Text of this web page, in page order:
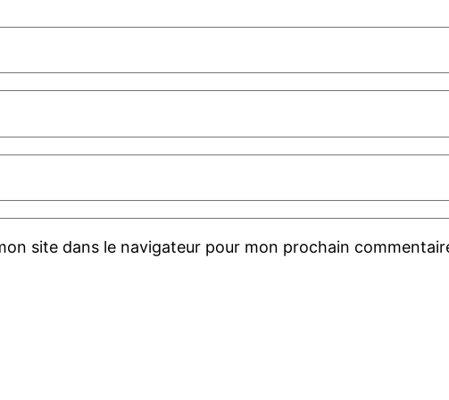
site dans le navigateur pour mon prochain